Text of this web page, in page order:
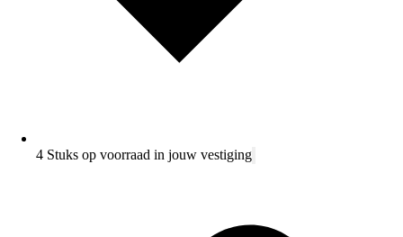
4 Stuks op voorraad in jouw vestiging